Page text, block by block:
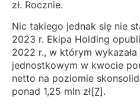
zł. Rocznie.
Nic takiego jednak się nie
2023 r. Ekipa Holding
2022 r., w którym
jednostkowym w kwocie
netto na poziomie
ponad 1,25 mln zł[7].